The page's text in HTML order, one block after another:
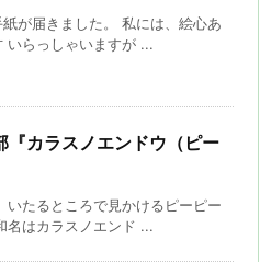
が届きました。 私には、絵心あ
いらっしゃいますが ...
『カラスノエンドウ（ピー
いたるところで見かけるピーピー
名はカラスノエンド ...